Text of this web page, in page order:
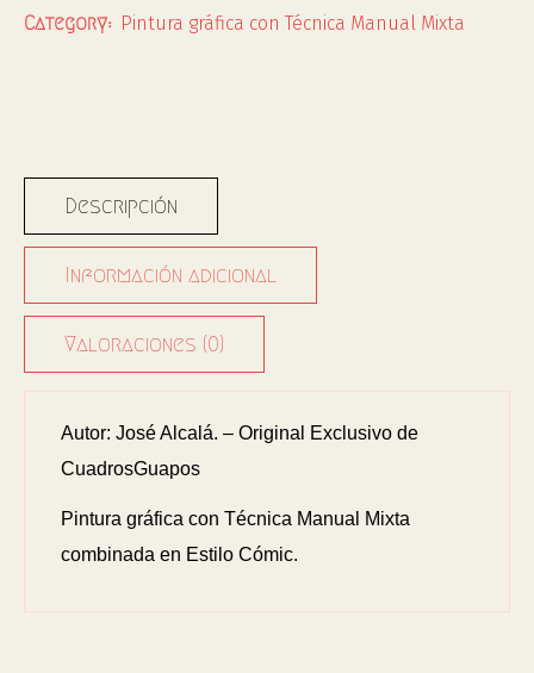
Category: Pintura gráfica con Técnica Manual Mixta
Descripción
Información adicional
Valoraciones (0)
Autor: José Alcalá. – Original Exclusivo de
CuadrosGuapos
Pintura gráfica con Técnica Manual Mixta
combinada en Estilo Cómic.